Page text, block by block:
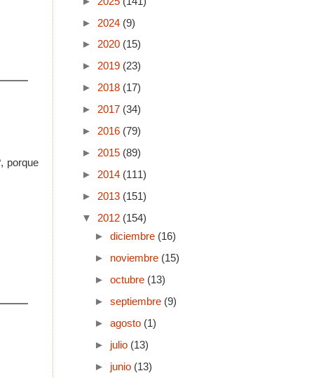
porque
► 2024 (9)
► 2020 (15)
► 2019 (23)
► 2018 (17)
► 2017 (34)
► 2016 (79)
► 2015 (89)
► 2014 (111)
► 2013 (151)
▼ 2012 (154)
► diciembre (16)
► noviembre (15)
► octubre (13)
► septiembre (9)
► agosto (1)
► julio (13)
► junio (13)